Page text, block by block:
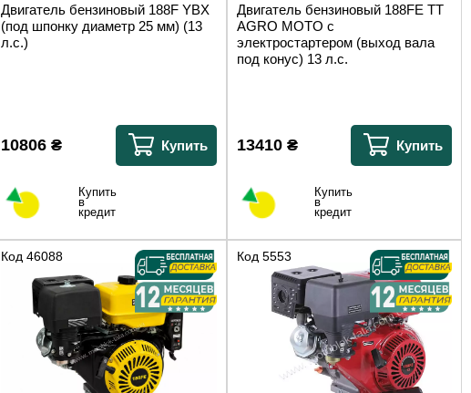
Двигатель бензиновый 188F YBX
(под шпонку диаметр 25 мм) (13
л.с.)
10806 ₴ Купить
Купить
в
кредит
Двигатель бензиновый 188FE TT
AGRO MOTO с
электростартером (выход вала
под конус) 13 л.с.
13410₴ Купить
Купить
в
кредит
Код 46088 Код 5553